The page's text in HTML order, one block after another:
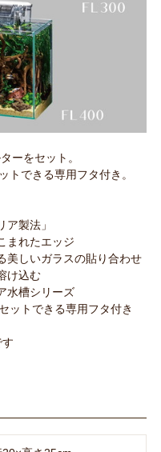
ーをセット。
トできる専用フタ付き。
ア製法」
まれたエッジ
美しいガラスの貼り合わせ
け込む
水槽シリーズ
ットできる専用フタ付き